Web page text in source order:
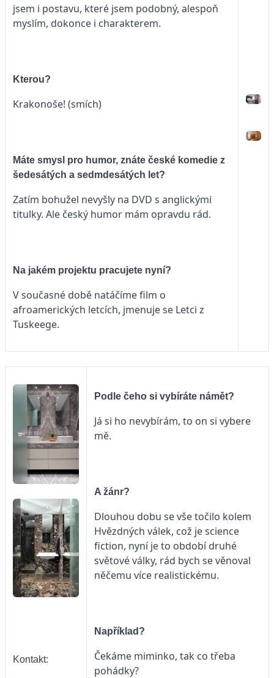
jsem i postavu, které jsem podobný, alespoň
myslím, dokonce i charakterem.
Kterou?
Krakonoše! (smích)
Máte smysl pro humor, znáte české komedie z
šedesátých a sedmdesátých let?
Zatím bohužel nevyšly na DVD s anglickými
titulky. Ale český humor mám opravdu rád.
Na jakém projektu pracujete nyní?
V současné době natáčíme film o
afroamerických letcích, jmenuje se Letci z
Tuskeege.
Kontakt:
Podle čeho si vybíráte námět?
Já si ho nevybírám, to on si vybere
mě.
A žánr?
Dlouhou dobu se vše točilo kolem
Hvězdných válek, což je science
fiction, nyní je to období druhé
světové války, rád bych se věnoval
něčemu více realistickému.
Například?
Čekáme miminko, tak co třeba
pohádky?